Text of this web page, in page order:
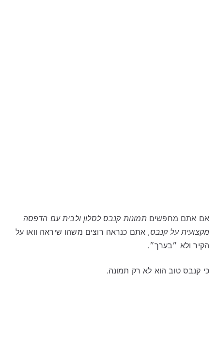
אם אתם מחפשיםתמונות קנבס לסלון ולבית עם הדפסה
מקצועית על קנבס, אתם כנראה רוצים משהו שיראה וואו על
הקיר ולא ״בערך״.
כי קנבס טוב הוא לא רק תמונה.